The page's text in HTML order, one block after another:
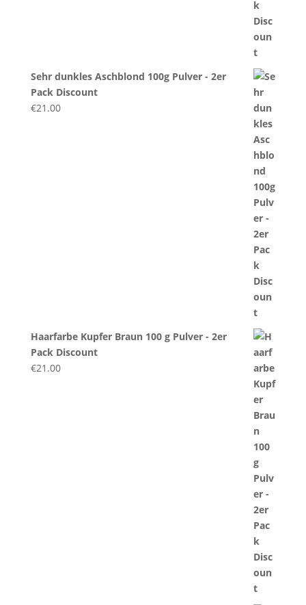
Sehr dunkles Aschblond 100g Pulver - 2er
Pack Discount
€21.00
Haarfarbe Kupfer Braun 100 g Pulver - 2er
Pack Discount
€21.00